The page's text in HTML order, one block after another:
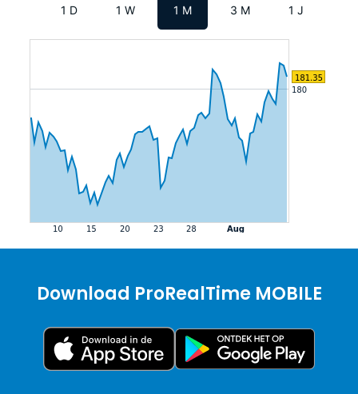
1 D 1 W 1 M 3 M 1 J
Download ProRealTime MOBILE